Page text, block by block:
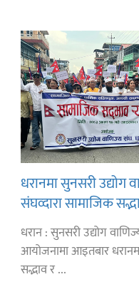
धरानमा सुनसरी उद्योग
संघव्दारा सामाजिक
धरान : सुनसरी उद्योग
आयोजनामा आइतबार
सद्भाव र ...